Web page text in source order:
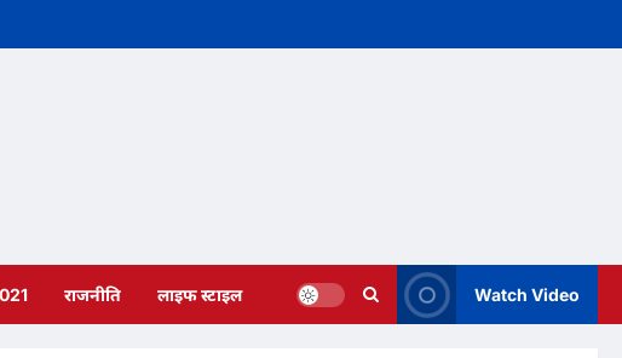
राजनीति लाइफ स्टाइल Watch Video